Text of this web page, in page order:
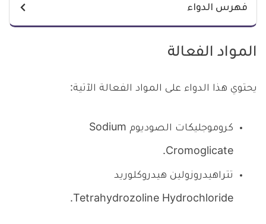
فهرس الدواء
المواد الفعالة
يحتوي هذا الدواء على المواد الفعالة الآتية:
كروموجليكات الصوديوم Sodium
Cromoglicate.
تتراهيدروزولين هيدروكلوريد
Tetrahydrozoline Hydrochloride.